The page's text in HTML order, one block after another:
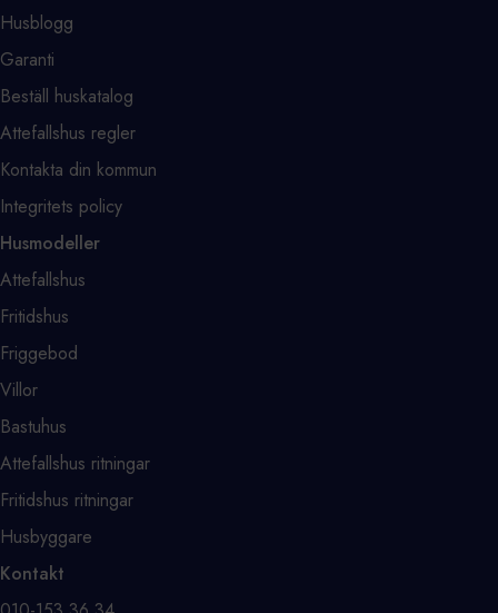
Husblogg
Garanti
Beställ huskatalog
Attefallshus regler
Kontakta din kommun
Integritets policy
Husmodeller
Attefallshus
Fritidshus
Friggebod
Villor
Bastuhus
Attefallshus ritningar
Fritidshus ritningar
Husbyggare
Kontakt